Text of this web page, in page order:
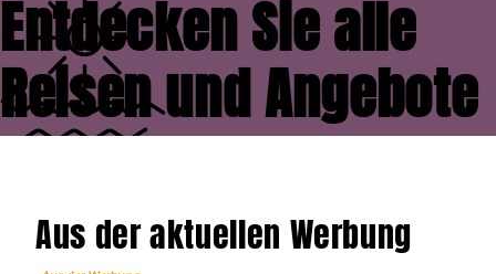
Entdecken Sie alle
Reisen und Angebote
Aus der aktuellen Werbung